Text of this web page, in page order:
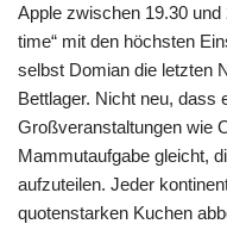
Apple zwischen 19.30 und
time“ mit den höchsten
selbst Domian die letzten
Bettlager. Nicht neu, dass
Großveranstaltungen wie
Mammutaufgabe gleicht,
aufzuteilen. Jeder
quotenstarken Kuchen